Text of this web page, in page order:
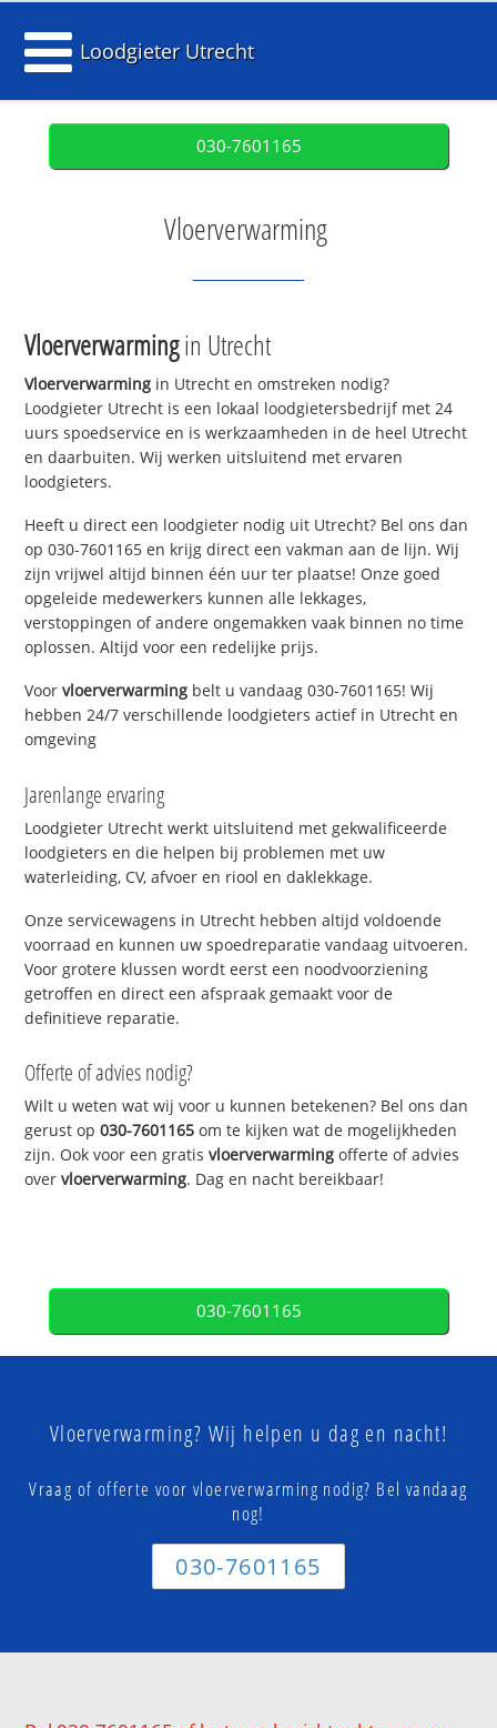
Loodgieter Utrecht
030-7601165
Vloerverwarming
Vloerverwarmingin Utrecht
Vloerverwarming in Utrecht en omstreken nodig?
Loodgieter Utrecht is een lokaal loodgietersbedrijf met 24
uurs spoedservice en is werkzaamheden in de heel Utrecht
en daarbuiten. Wij werken uitsluitend met ervaren
loodgieters.
Heeft u direct een loodgieter nodig uit Utrecht? Bel ons dan
op 030-7601165 en krijg direct een vakman aan de lijn. Wij
zijn vrijwel altijd binnen één uur ter plaatse! Onze goed
opgeleide medewerkers kunnen alle lekkages,
verstoppingen of andere ongemakken vaak binnen no time
oplossen. Altijd voor een redelijke prijs.
Voorvloerverwarming belt u vandaag 030-7601165! Wij
hebben 24/7 verschillende loodgieters actief in Utrecht en
omgeving
Jarenlange ervaring
Loodgieter Utrecht werkt uitsluitend met gekwalificeerde
loodgieters en die helpen bij problemen met uw
waterleiding, CV, afvoer en riool en daklekkage.
Onze servicewagens in Utrecht hebben altijd voldoende
voorraad en kunnen uw spoedreparatie vandaag uitvoeren.
Voor grotere klussen wordt eerst een noodvoorziening
getroffen en direct een afspraak gemaakt voor de
definitieve reparatie.
Offerte of advies nodig?
Wilt u weten wat wij voor u kunnen betekenen? Bel ons dan
gerust op030-7601165 om te kijken wat de mogelijkheden
zijn. Ook voor een gratisvloerverwarming offerte of advies
overvloerverwarming. Dag en nacht bereikbaar!
030-7601165
Vloerverwarming? Wij helpen u dag en nacht!
Vraag of offerte voor vloerverwarming nodig? Bel vandaag
nog!
030-7601165